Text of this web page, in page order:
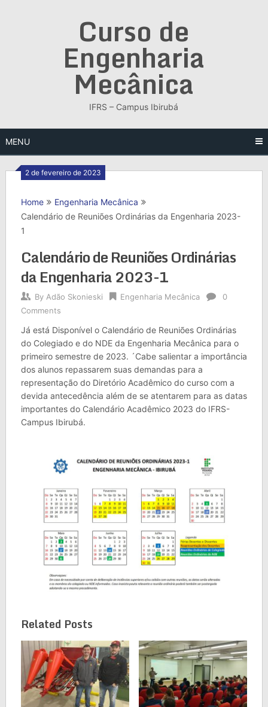
Curso de
Engenharia
Mecânica
IFRS – Campus Ibirubá
MENU
2 de fevereiro de 2023
Home
Engenharia Mecânica
Calendário de Reuniões Ordinárias da Engenharia 2023-
1
Calendário de Reuniões Ordinárias
da Engenharia 2023-1
By Adão Skonieski Engenharia Mecânica
0
Comments
Já está Disponível o Calendário de Reuniões Ordinárias
do Colegiado e do NDE da Engenharia Mecânica para o
primeiro semestre de 2023. ´Cabe salientar a importância
dos alunos repassarem suas demandas para a
representação do Diretório Acadêmico do curso com a
devida antecedência além de se atentarem para as datas
importantes do Calendário Acadêmico 2023 do IFRS-
Campus Ibirubá.
Related Posts